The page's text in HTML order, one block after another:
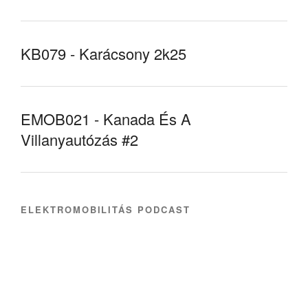
KB079 - Karácsony 2k25
EMOB021 - Kanada És A
Villanyautózás #2
ELEKTROMOBILITÁS PODCAST